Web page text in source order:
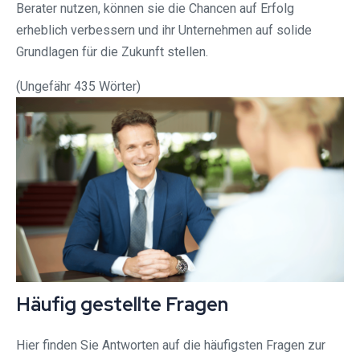
Berater nutzen, können sie die Chancen auf Erfolg
erheblich verbessern und ihr Unternehmen auf solide
Grundlagen für die Zukunft stellen.
(Ungefähr 435 Wörter)
Häufig gestellte Fragen
Hier finden Sie Antworten auf die häufigsten Fragen zur